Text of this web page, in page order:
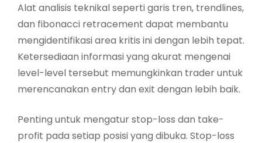
Alat analisis teknikal seperti garis tren, trendlines,
dan fibonacci retracement dapat membantu
mengidentifikasi area kritis ini dengan lebih tepat.
Ketersediaan informasi yang akurat mengenai
level-level tersebut memungkinkan trader untuk
merencanakan entry dan exit dengan lebih baik.
Penting untuk mengatur stop-loss dan take-
profit pada setiap posisi yang dibuka. Stop-loss